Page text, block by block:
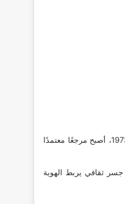
يعد المركز الإسلامي بميونخ أحد أبرز المعالم الدينية والثقافية للمسلمين في جنوب ألمانيا، ليس كـمسجد فحسب، بل كـمجمع إسلامي متكامل يجمع بين العبادة، التعليم، والضيافة. منذ افتتاحه عام 1973، أصبح مرجعًا معتمدًا
جسر ثقافي يربط الهوية